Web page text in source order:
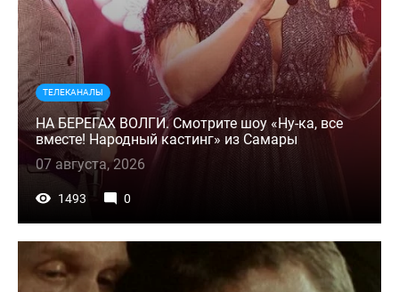
ТЕЛЕКАНАЛЫ
НА БЕРЕГАХ ВОЛГИ. Смотрите шоу «Ну-ка, все
вместе! Народный кастинг» из Самары
07 августа, 2026
1493 0